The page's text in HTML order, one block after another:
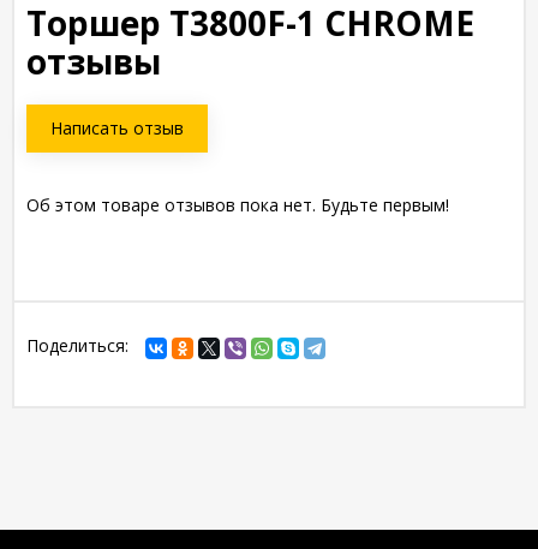
Торшер T3800F-1 CHROME
отзывы
Написать отзыв
Об этом товаре отзывов пока нет. Будьте первым!
Поделиться: